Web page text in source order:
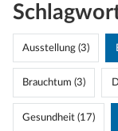
Ausstellung (3)
Brauchtum (3)
Gesundheit (17)